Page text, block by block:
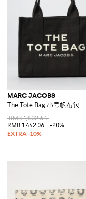
MARC JACOBS
The Tote Bag 小号帆布包
RMB 1,802.64
RMB 1,442.06
-20%